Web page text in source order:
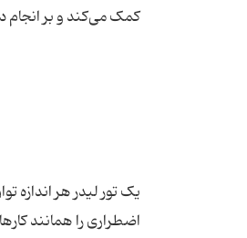
یک تور لیدر هر اندازه